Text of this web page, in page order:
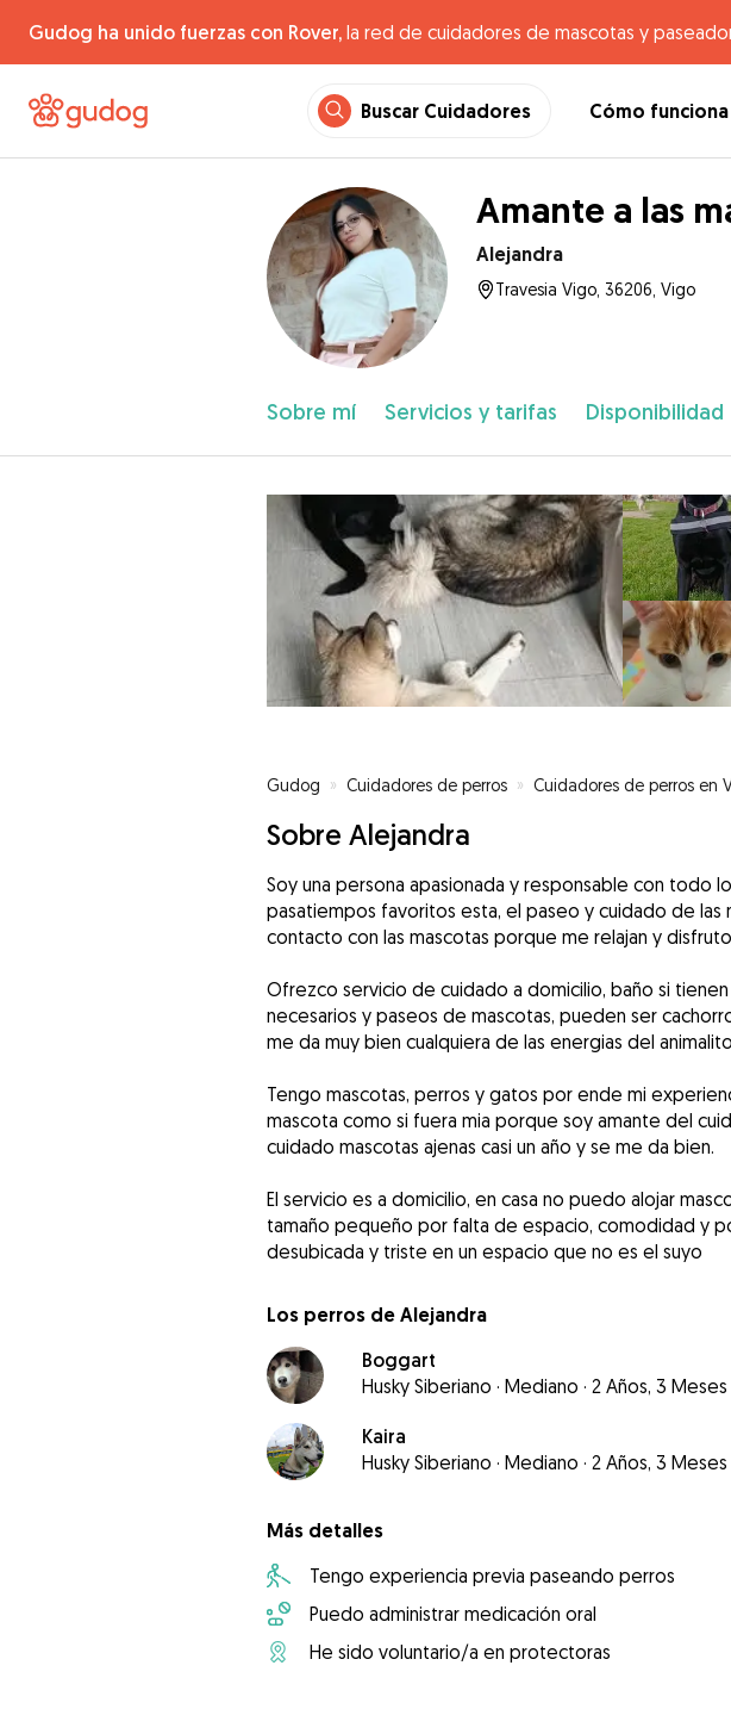
Gudog ha unido fuerzas con Rover, la red de cuidadores de mascotas y
Buscar Cuidadores Cómo funciona
Amante a las
Alejandra
Travesia Vigo, 36206, Vigo
Sobre mí Servicios y tarifas Disponibilidad
Gudog » Cuidadores de perros » Cuidadores de perros en
Sobre Alejandra
Soy una persona apasionada y responsable con todo
pasatiempos favoritos esta, el paseo y cuidado de las
contacto con las mascotas porque me relajan y
Ofrezco servicio de cuidado a domicilio, baño si
necesarios y paseos de mascotas, pueden ser
me da muy bien cualquiera de las energias del
Tengo mascotas, perros y gatos por ende mi
mascota como si fuera mia porque soy amante del
cuidado mascotas ajenas casi un año y se me da bien.
El servicio es a domicilio, en casa no puedo alojar
tamaño pequeño por falta de espacio, comodidad y
desubicada y triste en un espacio que no es el suyo
Los perros de Alejandra
Boggart
Husky Siberiano · Mediano · 2 Años, 3 Meses
Kaira
Husky Siberiano · Mediano · 2 Años, 3 Meses
Más detalles
Tengo experiencia previa paseando perros
Puedo administrar medicación oral
He sido voluntario/a en protectoras